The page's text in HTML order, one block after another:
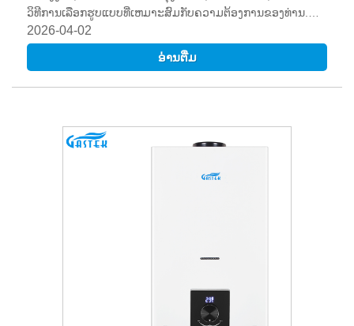
ວິທີການເລືອກຮູບແບບທີ່ເຫມາະສົມກັບຄວາມຕ້ອງການຂອງທ່ານ.
GASTEK, ຜູ້ສະຫນອງຊັ້ນນໍາຂອງຫມໍ້ນ້ໍາອາຍແກັສທີ່ເຊື່ອຖືໄດ້,
ຮັບປະກັນການແກ້ໄຂທີ່ປອດໄພແລະປະສິດທິພາບສໍາລັບລູກຄ້າທີ່ຢູ່
2026-04-02
ອ່ານ​ຕື່ມ